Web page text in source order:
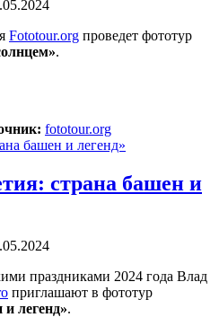
Fototour.org проведет фототур
.
fototour.org
страна башен и
праздниками 2024 года Влад
приглашают в фототур
легенд».